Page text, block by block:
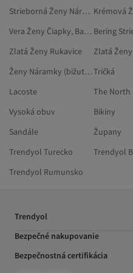
Strieborná Ženy Náramky
Vera Ženy Čiapky, Barety A Rukavice
Zlatá Ženy Rukavice
Ženy Náramky (bižutéria)Tričká
Lacoste
The North
Vysoká obuv
Bikiny
Sandále
Župany
Trendyol Turecko
Trendyol
Trendyol Rumunsko
Trendyol
Bezpečné nakupovanie
Bezpečnostná certifikácia